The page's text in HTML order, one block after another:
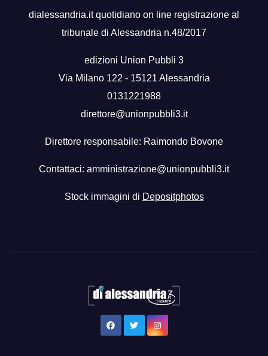
dialessandria.it quotidiano on line registrazione al
tribunale di Alessandria n.48/2017
edizioni Union Pubbli 3
Via Milano 122 - 15121 Alessandria
0131221988
direttore@unionpubbli3.it
Direttore responsabile: Raimondo Bovone
Contattaci: amministrazione@unionpubbli3.it
Stock immagini di Depositphotos